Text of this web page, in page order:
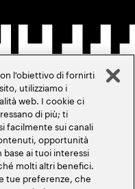
l'obiettivo di fornirti
utilizziamo i
web. I cookie ci
di più; ti
facilmente sui canali
opportunità
base ai tuoi interessi
molti altri benefici.
tue preferenze, che